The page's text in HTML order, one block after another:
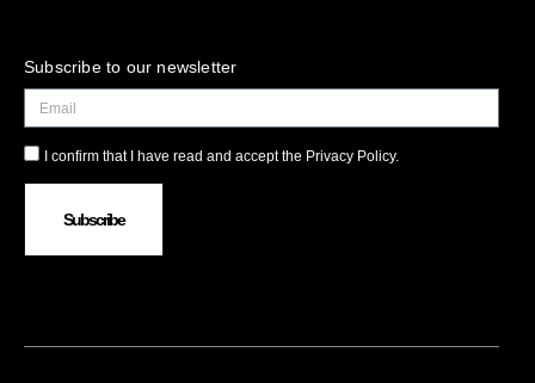
Subscribe to our newsletter
I confirm that I have read and accept the Privacy Policy.
Subscribe